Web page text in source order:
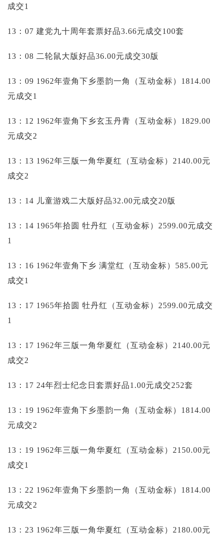
成交1
13：07 建党九十周年套票好品3.66元成交100套
13：08 二轮鼠大版好品36.00元成交30版
13：09 1962年壹角下乡墨韵一角（互动金标）1814.00
元成交1
13：12 1962年壹角下乡玄玉丹青（互动金标）1829.00
元成交2
13：13 1962年三版一角华夏红（互动金标）2140.00元
成交2
13：14 儿童游戏二大版好品32.00元成交20版
13：14 1965年拾圆 牡丹红（互动金标）2599.00元成交
1
13：16 1962年壹角下乡 满堂红（互动金标）585.00元
成交1
13：17 1965年拾圆 牡丹红（互动金标）2599.00元成交
1
13：17 1962年三版一角华夏红（互动金标）2140.00元
成交2
13：17 24年烈士纪念日套票好品1.00元成交252套
13：19 1962年壹角下乡墨韵一角（互动金标）1814.00
元成交2
13：19 1962年三版一角华夏红（互动金标）2150.00元
成交1
13：22 1962年壹角下乡墨韵一角（互动金标）1814.00
元成交2
13：23 1962年三版一角华夏红（互动金标）2180.00元